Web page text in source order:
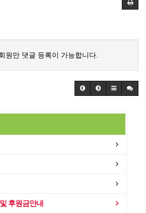
원만 댓글 등록이 가능합니다.
후원금안내